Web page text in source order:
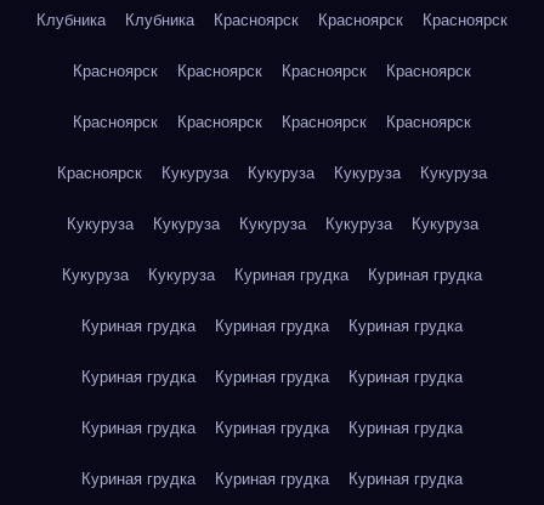
Клубника Клубника Красноярск Красноярск Красноярск
Красноярск Красноярск Красноярск Красноярск
Красноярск Красноярск Красноярск Красноярск
Красноярск Кукуруза Кукуруза Кукуруза Кукуруза
Кукуруза Кукуруза Кукуруза Кукуруза Кукуруза
Кукуруза Кукуруза Куриная грудка Куриная грудка
Куриная грудка Куриная грудка Куриная грудка
Куриная грудка Куриная грудка Куриная грудка
Куриная грудка Куриная грудка Куриная грудка
Куриная грудка Куриная грудка Куриная грудка